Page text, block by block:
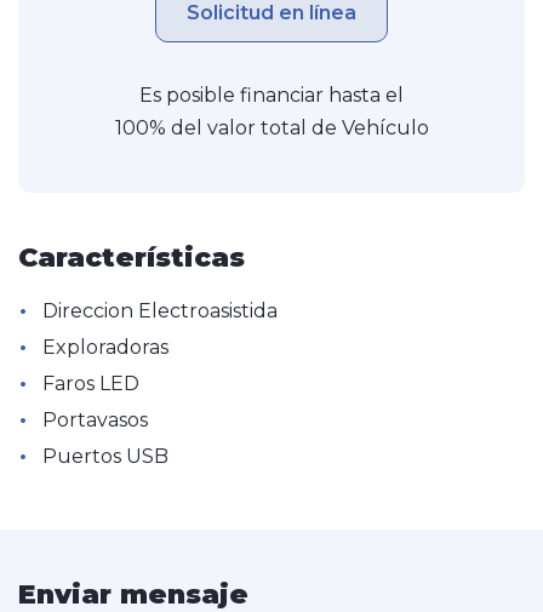
Solicitud en línea
Es posible financiar hasta el
100% del valor total de Vehículo
Características
• Direccion Electroasistida
• Exploradoras
• Faros LED
• Portavasos
• Puertos USB
Enviar mensaje